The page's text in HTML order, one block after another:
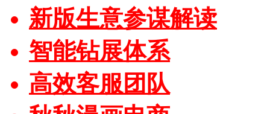
新版生意参谋解读
智能钻展体系
高效客服团队